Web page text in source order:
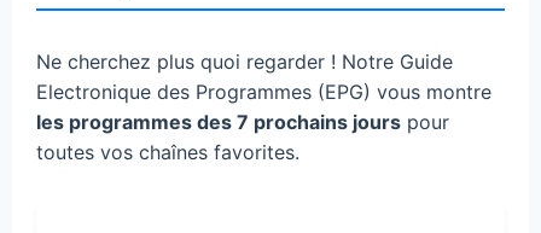
Ne cherchez plus quoi regarder ! Notre Guide
Electronique des Programmes (EPG) vous montre
les programmes des 7 prochains jours pour
toutes vos chaînes favorites.